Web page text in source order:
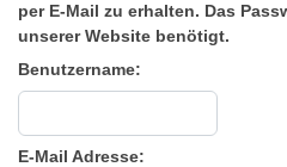
per E-Mail zu erhalten. Das
unserer Website benötigt.
Benutzername:
E-Mail Adresse: